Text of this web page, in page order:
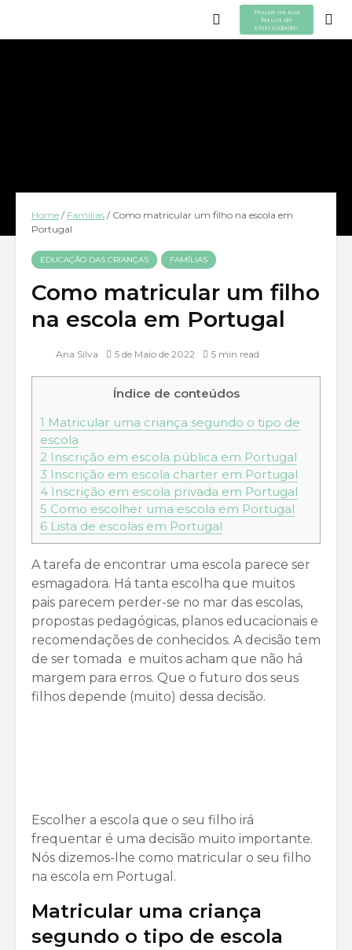
Poupe na sua
fatura de
eletricidade!
Home / Famílias / Como matricular um filho na escola em
Portugal
EDUCAÇÃO DAS CRIANÇAS FAMÍLIAS
Como matricular um filho
na escola em Portugal
Ana Silva 5 de Maio de 2022 5 min read
Índice de conteúdos
1 Matricular uma criança segundo o tipo de
escola
2 Inscrição em escola pública em Portugal
3 Inscrição em escola charter em Portugal
4 Inscrição em escola privada em Portugal
5 Como escolher uma escola em Portugal
6 Lista de escolas em Portugal
A tarefa de encontrar uma escola parece ser
esmagadora. Há tanta escolha que muitos
pais parecem perder-se no mar das escolas,
propostas pedagógicas, planos educacionais e
recomendações de conhecidos. A decisão tem
de ser tomada e muitos acham que não há
margem para erros. Que o futuro dos seus
filhos depende (muito) dessa decisão.
Escolher a escola que o seu filho irá
frequentar é uma decisão muito importante.
Nós dizemos-lhe como matricular o seu filho
na escola em Portugal.
Matricular uma criança
segundo o tipo de escola